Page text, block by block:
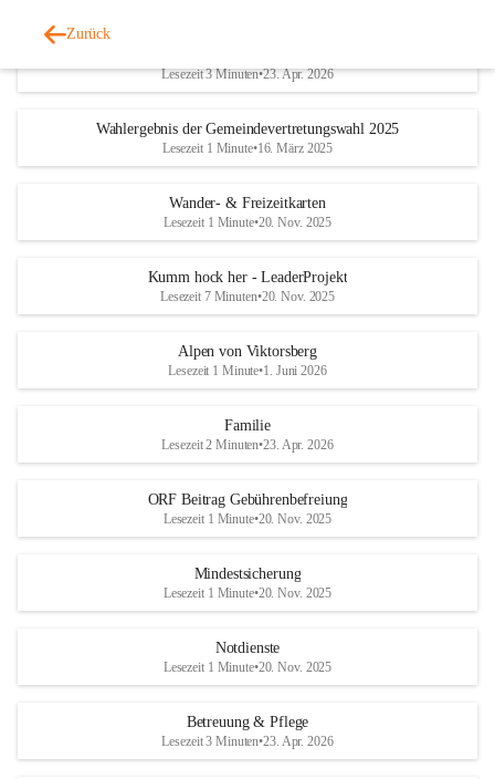
Zurück
Lesezeit 3 Minuten•23. Apr. 2026
Wahlergebnis der Gemeindevertretungswahl 2025
Lesezeit 1 Minute•16. März 2025
Wander- & Freizeitkarten
Lesezeit 1 Minute•20. Nov. 2025
Kumm hock her - LeaderProjekt
Lesezeit 7 Minuten•20. Nov. 2025
Alpen von Viktorsberg
Lesezeit 1 Minute•1. Juni 2026
Familie
Lesezeit 2 Minuten•23. Apr. 2026
ORF Beitrag Gebührenbefreiung
Lesezeit 1 Minute•20. Nov. 2025
Mindestsicherung
Lesezeit 1 Minute•20. Nov. 2025
Notdienste
Lesezeit 1 Minute•20. Nov. 2025
Betreuung & Pflege
Lesezeit 3 Minuten•23. Apr. 2026